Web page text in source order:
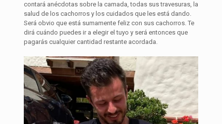
contará anécdotas sobre la camada, todas sus travesuras, la
salud de los cachorros y los cuidados que les está dando.
Será obvio que está sumamente feliz con sus cachorros. Te
dirá cuándo puedes ir a elegir el tuyo y será entonces que
pagarás cualquier cantidad restante acordada.